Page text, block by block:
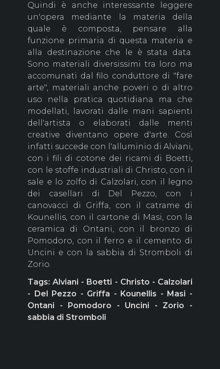
Quindi è anche interessante leggere
un'opera mediante la materia della
quale è composta, pensare alla
funzione primaria di questa materia e
alla destinazione che le è stata data.
Sono materiali diversissimi tra loro ma
accomunati dal filo conduttore di "fare
arte", materiali anche poveri o di altro
uso nella pratica quotidiana ma che
modellati, lavorati dalle mani sapienti
dell'artista o elaborati dalle menti
creative diventano opere d'arte. Così
infatti succede con l'alluminio di Alviani,
con i fili di cotone dei ricami di Boetti,
con le stoffe industriali di Christo, con il
sale e lo zolfo di Calzolari, con il legno
dei casellari di Del Pezzo, con i
canovacci di Griffa, con il catrame di
Kounellis, con il cartone di Masi, con la
ceramica di Ontani, con il bronzo di
Pomodoro, con il ferro e il cemento di
Uncini e con la sabbia di Stromboli di
Zorio.
Tags: Alviani - Boetti - Christo - Calzolari
- Del Pezzo - Griffa - Kounellis - Masi -
Ontani - Pomodoro - Uncini - Zorio -
sabbia di Stromboli